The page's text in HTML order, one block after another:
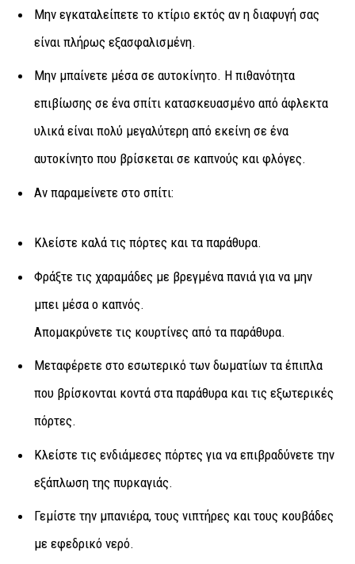
Μην εγκαταλείπετε το κτίριο εκτός αν η διαφυγή σας
είναι πλήρως εξασφαλισμένη.
Μην μπαίνετε μέσα σε αυτοκίνητο. Η πιθανότητα
επιβίωσης σε ένα σπίτι κατασκευασμένο από άφλεκτα
υλικά είναι πολύ μεγαλύτερη από εκείνη σε ένα
αυτοκίνητο που βρίσκεται σε καπνούς και φλόγες.
Αν παραμείνετε στο σπίτι:
Κλείστε καλά τις πόρτες και τα παράθυρα.
Φράξτε τις χαραμάδες με βρεγμένα πανιά για να μην
μπει μέσα ο καπνός.
Απομακρύνετε τις κουρτίνες από τα παράθυρα.
Μεταφέρετε στο εσωτερικό των δωματίων τα έπιπλα
που βρίσκονται κοντά στα παράθυρα και τις εξωτερικές
πόρτες.
Κλείστε τις ενδιάμεσες πόρτες για να επιβραδύνετε την
εξάπλωση της πυρκαγιάς.
Γεμίστε την μπανιέρα, τους νιπτήρες και τους κουβάδες
με εφεδρικό νερό.